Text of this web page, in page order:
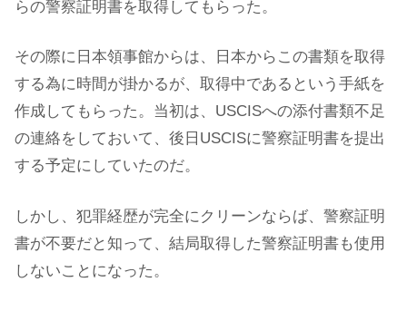
らの警察証明書を取得してもらった。
その際に日本領事館からは、日本からこの書類を取得
する為に時間が掛かるが、取得中であるという手紙を
作成してもらった。当初は、USCISへの添付書類不足
の連絡をしておいて、後日USCISに警察証明書を提出
する予定にしていたのだ。
しかし、犯罪経歴が完全にクリーンならば、警察証明
書が不要だと知って、結局取得した警察証明書も使用
しないことになった。